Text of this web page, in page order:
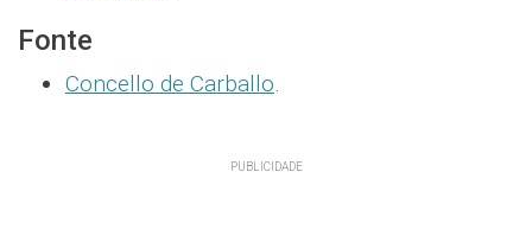
Fonte
Concello de Carballo.